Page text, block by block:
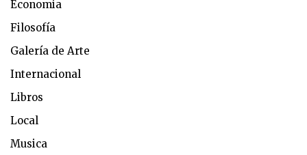
Economia
Filosofía
Galería de Arte
Internacional
Libros
Local
Musica